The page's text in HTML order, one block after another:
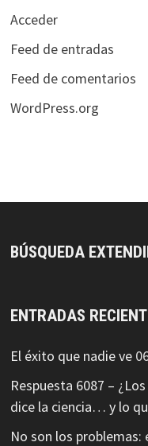
Acceder
Feed de entradas
Feed de comentarios
WordPress.org
BÚSQUEDA
ENTRADAS
El éxito que nadie ve
Respuesta 6087 –
dice la ciencia… y lo
No son los